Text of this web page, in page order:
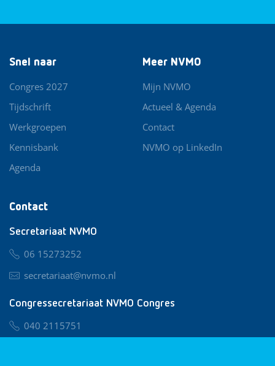
Contact
Secretariaat NVMO
06 15273252
secretariaat@nvmo.nl
Congressecretariaat NVMO Congres
040 2115751
Snel naar
Congres 2027
Tijdschrift
Werkgroepen
Kennisbank
Agenda
Meer NVMO
Mijn NVMO
Actueel & Agenda
Contact
NVMO op LinkedIn